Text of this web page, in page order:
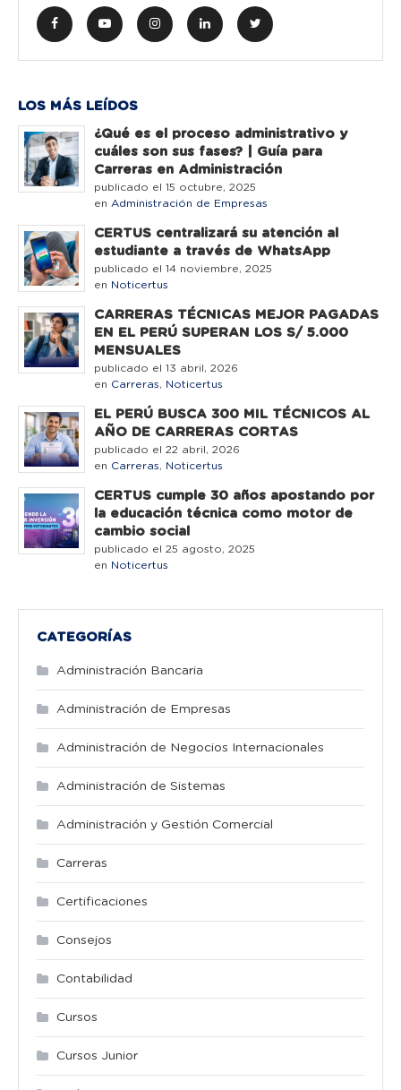
LOS MÁS LEÍDOS
¿Qué es el proceso administrativo y
cuáles son sus fases? | Guía para
Carreras en Administración
publicado el 15 octubre, 2025
en Administración de Empresas
CERTUS centralizará su atención al
estudiante a través de WhatsApp
publicado el 14 noviembre, 2025
en Noticertus
CARRERAS TÉCNICAS MEJOR PAGADAS
EN EL PERÚ SUPERAN LOS S/ 5.000
MENSUALES
publicado el 13 abril, 2026
en Carreras, Noticertus
EL PERÚ BUSCA 300 MIL TÉCNICOS AL
AÑO DE CARRERAS CORTAS
publicado el 22 abril, 2026
en Carreras, Noticertus
CERTUS cumple 30 años apostando por
la educación técnica como motor de
cambio social
publicado el 25 agosto, 2025
en Noticertus
CATEGORÍAS
Administración Bancaria
Administración de Empresas
Administración de Negocios Internacionales
Administración de Sistemas
Administración y Gestión Comercial
Carreras
Certificaciones
Consejos
Contabilidad
Cursos
Cursos Junior